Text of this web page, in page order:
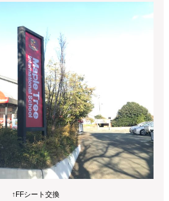
↑FFシート交換